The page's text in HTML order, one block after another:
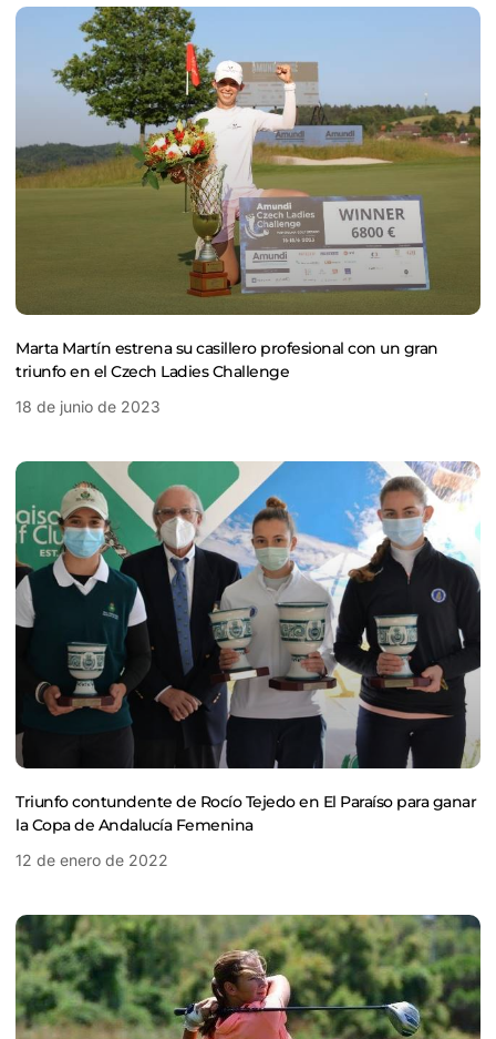
Marta Martín estrena su casillero profesional con un gran
triunfo en el Czech Ladies Challenge
18 de junio de 2023
Triunfo contundente de Rocío Tejedo en El Paraíso para ganar
la Copa de Andalucía Femenina
12 de enero de 2022